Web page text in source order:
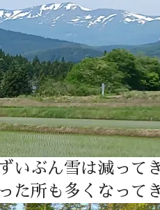
いぶん雪は減って
た所も多くなって